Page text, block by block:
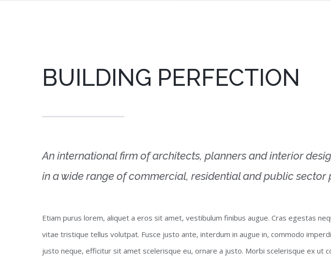
BUILDING PERFECTION
An international firm of architects, planners and interior
in a wide range of commercial, residential and public sector
Etiam purus lorem, aliquet a eros sit amet, vestibulum finibus augue. Cras egestas
vitae tristique tellus volutpat. Fusce justo ante, interdum in augue in, commodo
justo neque, efficitur sit amet scelerisque eu, ornare a justo. Morbi scelerisque ex ut